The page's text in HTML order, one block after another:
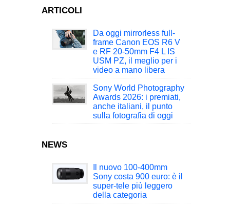
ARTICOLI
Da oggi mirrorless full-
frame Canon EOS R6 V
e RF 20-50mm F4 L IS
USM PZ, il meglio per i
video a mano libera
Sony World Photography
Awards 2026: i premiati,
anche italiani, il punto
sulla fotografia di oggi
NEWS
Il nuovo 100-400mm
Sony costa 900 euro: è il
super-tele più leggero
della categoria